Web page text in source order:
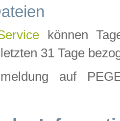
können
31 Tage
auf